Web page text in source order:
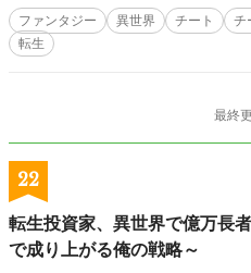
ます！ 大賞が終わるまでは、後書きな
ファンタジー 異世界 チート チ
転生
最終
22
転生投資家、異世界で億万長
で成り上がる俺の戦略～